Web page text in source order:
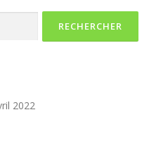
2022